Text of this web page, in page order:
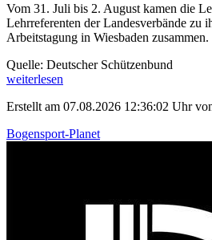
Vom 31. Juli bis 2. August kamen die
Lehrreferenten der Landesverbände zu
Arbeitstagung in Wiesbaden zusammen.
Quelle: Deutscher Schützenbund
weiterlesen
Erstellt am 07.08.2026 12:36:02 Uhr
Bogensport-Planet